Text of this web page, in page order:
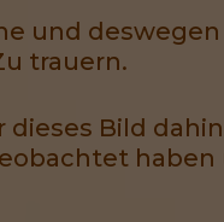
und
trauern.
Bild
haben